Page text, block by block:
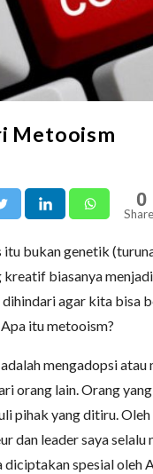
Metooism
0
bukan genetik
kreatif biasanya
agar kita bisa
itu metooism?
mengadopsi atau
orang lain. Orang
pihak yang ditiru.
dan leader saya
diciptakan spesial oleh